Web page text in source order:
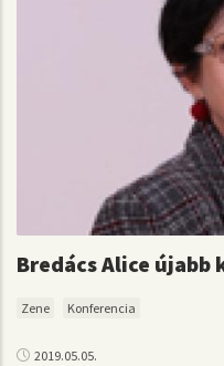
Bredács Alice
Zene Konferencia
2019.05.05.